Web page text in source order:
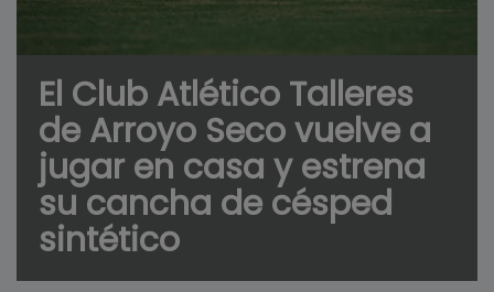
El Club Atlético Talleres
de Arroyo Seco vuelve a
jugar en casa y estrena
su cancha de césped
sintético